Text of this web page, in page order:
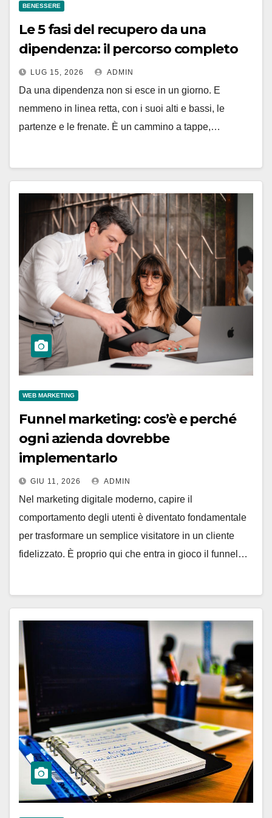
BENESSERE
Le 5 fasi del recupero da una
dipendenza: il percorso completo
LUG 15, 2026 ADMIN
Da una dipendenza non si esce in un giorno. E
nemmeno in linea retta, con i suoi alti e bassi, le
partenze e le frenate. È un cammino a tappe,…
WEB MARKETING
Funnel marketing: cos’è e perché
ogni azienda dovrebbe
implementarlo
GIU 11, 2026 ADMIN
Nel marketing digitale moderno, capire il
comportamento degli utenti è diventato fondamentale
per trasformare un semplice visitatore in un cliente
fidelizzato. È proprio qui che entra in gioco il funnel…